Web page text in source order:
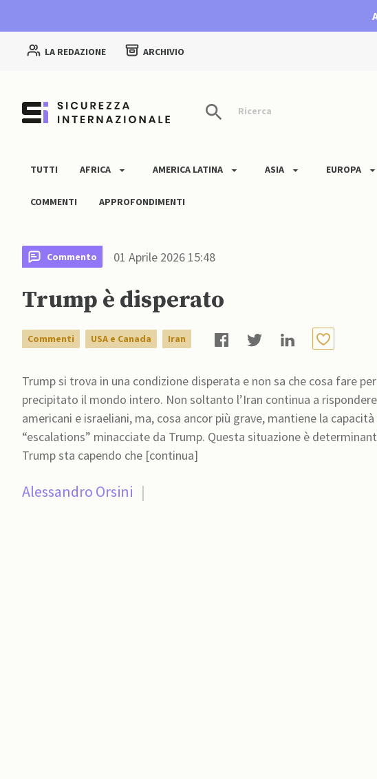
LA REDAZIONE ARCHIVIO
Ricerca
TUTTI AFRICA AMERICA LATINA ASIA EUROPA
COMMENTI APPROFONDIMENTI
Commento 01 Aprile 2026 15:48
Trump è disperato
Commenti USA e Canada Iran
Trump si trova in una condizione disperata e non sa che cosa fare
precipitato il mondo intero. Non soltanto l’Iran continua a
americani e israeliani, ma, cosa ancor più grave, mantiene la
“escalations” minacciate da Trump. Questa situazione è
Trump sta capendo che [continua]
Alessandro Orsini |